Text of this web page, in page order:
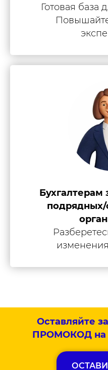
Готовая база
Бухгалтерам
Оставляйте
ПРОМОКОД на